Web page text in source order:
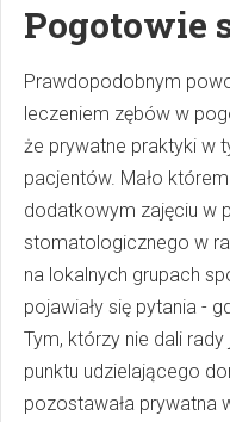
Pogotowie
Prawdopodobnym
leczeniem zębów w
że prywatne praktyki w
pacjentów. Mało
dodatkowym zajęciu w
stomatologicznego w
na lokalnych grupach
pojawiały się pytania -
Tym, którzy nie dali
punktu udzielającego
pozostawała prywatna